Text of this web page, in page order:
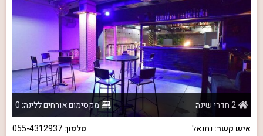
2 חדרי שינה
מקסימום אורחים ללינה: 0
איש קשר: נתנאל טלפון:055-4312937